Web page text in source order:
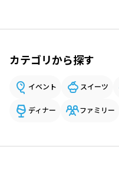
カテゴリから探す
イベント スイーツ
ディナー ファミリー